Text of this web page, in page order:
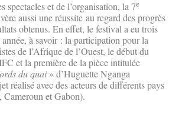
spectacles et de l’organisation, la 7e
aussi une réussite au regard des progrès
obtenus. En effet, le festival a eu trois
à savoir : la participation pour la
de l’Afrique de l’Ouest, le début du
et la première de la pièce intitulée
du quai» d’Huguette Nganga
réalisé avec des acteurs de différents pays
et Gabon).